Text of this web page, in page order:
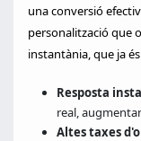
una conversió
personalització que
instantània, que ja
Resposta
real,
Altes taxes